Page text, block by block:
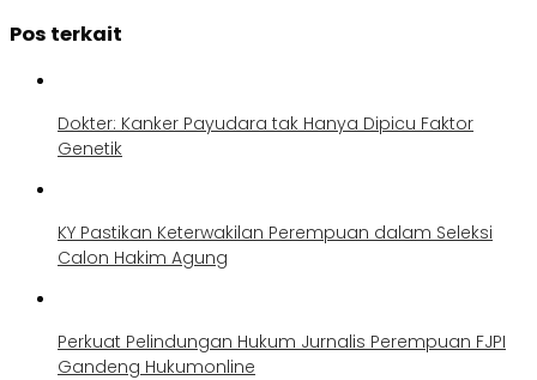
Pos terkait
Dokter: Kanker Payudara tak Hanya Dipicu Faktor
Genetik
KY Pastikan Keterwakilan Perempuan dalam Seleksi
Calon Hakim Agung
Perkuat Pelindungan Hukum Jurnalis Perempuan FJPI
Gandeng Hukumonline